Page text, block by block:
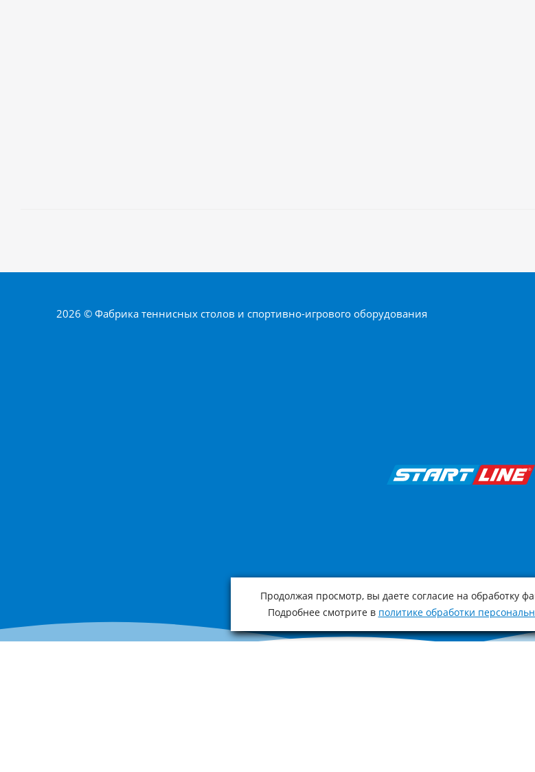
2026 © Фабрика теннисных столов и спортивно-игрового оборудования
Продолжая просмотр, вы даете согласие на обработку
Подробнее смотрите в политике обработки